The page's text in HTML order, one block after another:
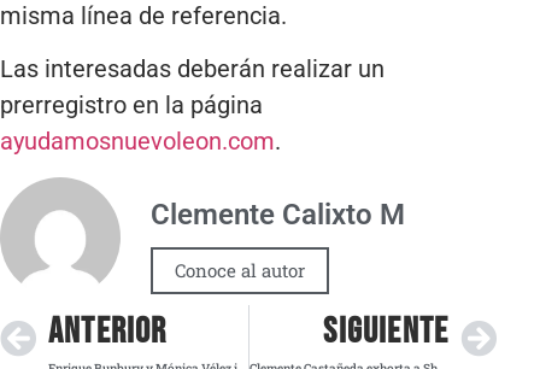
misma línea de referencia.
Las interesadas deberán realizar un
prerregistro en la página
ayudamosnuevoleon.com.
Clemente Calixto M
Conoce al autor
ANTERIOR SIGUIENTE